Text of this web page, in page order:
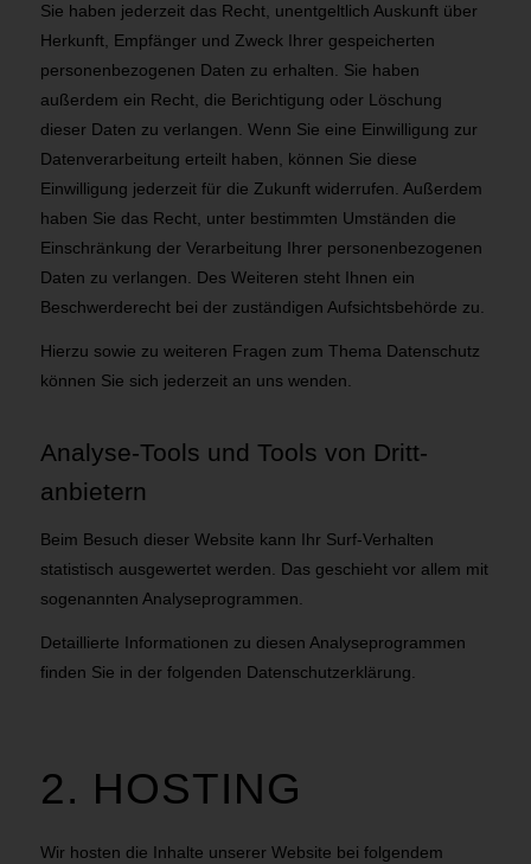
Sie haben jederzeit das Recht, unentgeltlich Auskunft über
Herkunft, Empfänger und Zweck Ihrer gespeicherten
personenbezogenen Daten zu erhalten. Sie haben
außerdem ein Recht, die Berichtigung oder Löschung
dieser Daten zu verlangen. Wenn Sie eine Einwilligung zur
Datenverarbeitung erteilt haben, können Sie diese
Einwilligung jederzeit für die Zukunft widerrufen. Außerdem
haben Sie das Recht, unter bestimmten Umständen die
Einschränkung der Verarbeitung Ihrer personenbezogenen
Daten zu verlangen. Des Weiteren steht Ihnen ein
Beschwerderecht bei der zuständigen Aufsichtsbehörde zu.
Hierzu sowie zu weiteren Fragen zum Thema Datenschutz
können Sie sich jederzeit an uns wenden.
Analyse-Tools und Tools von Dritt­
anbietern
Beim Besuch dieser Website kann Ihr Surf-Verhalten
statistisch ausgewertet werden. Das geschieht vor allem mit
sogenannten Analyseprogrammen.
Detaillierte Informationen zu diesen Analyseprogrammen
finden Sie in der folgenden Datenschutzerklärung.
2. HOSTING
Wir hosten die Inhalte unserer Website bei folgendem